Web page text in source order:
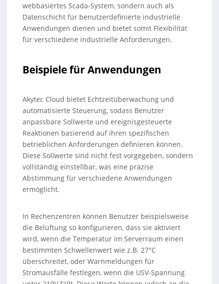
webbasiertes Scada-System, sondern auch als
Datenschicht für benutzerdefinierte industrielle
Anwendungen dienen und bietet somit Flexibilität
für verschiedene industrielle Anforderungen.
Beispiele für Anwendungen
Akytec Cloud bietet Echtzeitüberwachung und
automatisierte Steuerung, sodass Benutzer
anpassbare Sollwerte und ereignisgesteuerte
Reaktionen basierend auf ihren spezifischen
betrieblichen Anforderungen definieren können.
Diese Sollwerte sind nicht fest vorgegeben, sondern
vollständig einstellbar, was eine präzise
Abstimmung für verschiedene Anwendungen
ermöglicht.
In Rechenzentren können Benutzer beispielsweise
die Belüftung so konfigurieren, dass sie aktiviert
wird, wenn die Temperatur im Serverraum einen
bestimmten Schwellenwert wie z.B. 27°C
überschreitet, oder Warnmeldungen für
Stromausfälle festlegen, wenn die USV-Spannung